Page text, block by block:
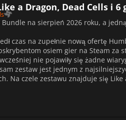
a Dragon, Dead Cells i 6
na sierpień 2026 roku, a
czas na zupełnie nową ofertę
osiem gier na Steam za
nie pojawiły się żadne
zestaw jest jednym z
Na czele zestawu znajduje się